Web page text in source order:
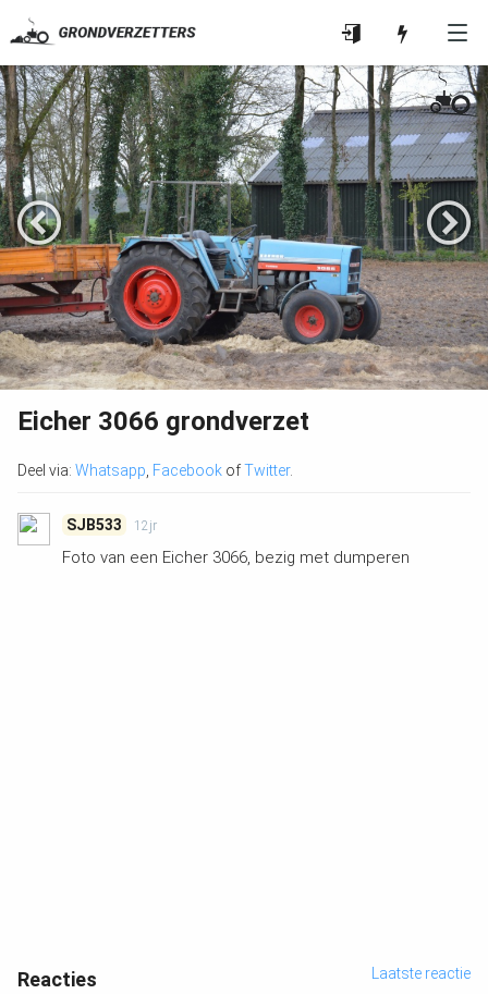
Eicher 3066 grondverzet
Deel via: Whatsapp Facebook ofTwitter.
SJB533 12jr
Foto van een Eicher 3066, bezig met dumperen
Laatste reactie
Reacties